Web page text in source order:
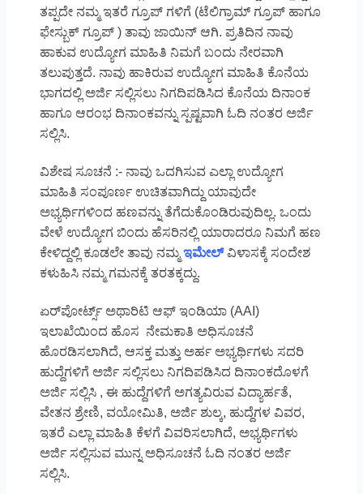
ತಪ್ಪದೇ ನಮ್ಮ ಇತರೆ ಗ್ರೂಪ್ ಗಳಿಗೆ (ಟೆಲಿಗ್ರಾಮ್ ಗ್ರೂಪ್ ಹಾಗೂ
ಫೇಸ್ಬುಕ್ ಗ್ರೂಪ್ ) ತಾವು ಜಾಯಿನ್ ಆಗಿ. ಪ್ರತಿದಿನ ನಾವು
ಹಾಕುವ ಉದ್ಯೋಗ ಮಾಹಿತಿ ನಿಮಗೆ ಬಂದು ನೇರವಾಗಿ
ತಲುಪುತ್ತದೆ. ನಾವು ಹಾಕಿರುವ ಉದ್ಯೋಗ ಮಾಹಿತಿ ಕೊನೆಯ
ಭಾಗದಲ್ಲಿ ಅರ್ಜಿ ಸಲ್ಲಿಸಲು ನಿಗದಿಪಡಿಸಿದ ಕೊನೆಯ ದಿನಾಂಕ
ಹಾಗೂ ಆರಂಭ ದಿನಾಂಕವನ್ನು ಸ್ಪಷ್ಟವಾಗಿ ಓದಿ ನಂತರ ಅರ್ಜಿ
ಸಲ್ಲಿಸಿ.
ವಿಶೇಷ ಸೂಚನೆ :- ನಾವು ಒದಗಿಸುವ ಎಲ್ಲಾ ಉದ್ಯೋಗ
ಮಾಹಿತಿ ಸಂಪೂರ್ಣ ಉಚಿತವಾಗಿದ್ದು ಯಾವುದೇ
ಅಭ್ಯರ್ಥಿಗಳಿಂದ ಹಣವನ್ನು ತೆಗೆದುಕೊಂಡಿರುವುದಿಲ್ಲ. ಒಂದು
ವೇಳೆ ಉದ್ಯೋಗ ಬಿಂದು ಹೆಸರಿನಲ್ಲಿ ಯಾರಾದರೂ ನಿಮಗೆ ಹಣ
ಕೇಳಿದ್ದಲ್ಲಿ ಕೂಡಲೇ ತಾವು ನಮ್ಮಇಮೇಲ್ವಿಳಾಸಕ್ಕೆ ಸಂದೇಶ
ಕಳುಹಿಸಿ ನಮ್ಮ ಗಮನಕ್ಕೆ ತರತಕ್ಕದ್ದು.
ಏರ್‌ಪೋರ್ಟ್ಸ್ ಅಥಾರಿಟಿ ಆಫ್ ಇಂಡಿಯಾ (AAI)
ಇಲಾಖೆಯಿಂದ ಹೊಸ ನೇಮಕಾತಿ ಅಧಿಸೂಚನೆ
ಹೊರಡಿಸಲಾಗಿದೆ, ಆಸಕ್ತ ಮತ್ತು ಅರ್ಹ ಅಭ್ಯರ್ಥಿಗಳು ಸದರಿ
ಹುದ್ದೆಗಳಿಗೆ ಅರ್ಜಿ ಸಲ್ಲಿಸಲು ನಿಗದಿಪಡಿಸಿದ ದಿನಾಂಕದೊಳಗೆ
ಅರ್ಜಿ ಸಲ್ಲಿಸಿ , ಈ ಹುದ್ದೆಗಳಿಗೆ ಅಗತ್ಯವಿರುವ ವಿದ್ಯಾರ್ಹತೆ,
ವೇತನ ಶ್ರೇಣಿ, ವಯೋಮಿತಿ, ಅರ್ಜಿ ಶುಲ್ಕ, ಹುದ್ದೆಗಳ ವಿವರ,
ಇತರೆ ಎಲ್ಲಾ ಮಾಹಿತಿ ಕೆಳಗೆ ವಿವರಿಸಲಾಗಿದೆ, ಅಭ್ಯರ್ಥಿಗಳು
ಅರ್ಜಿ ಸಲ್ಲಿಸುವ ಮುನ್ನ ಅಧಿಸೂಚನೆ ಓದಿ ನಂತರ ಅರ್ಜಿ
ಸಲ್ಲಿಸಿ.